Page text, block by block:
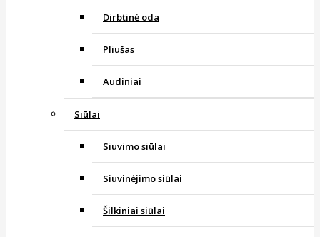
Dirbtinė oda
Pliušas
Audiniai
Siūlai
Siuvimo siūlai
Siuvinėjimo siūlai
Šilkiniai siūlai